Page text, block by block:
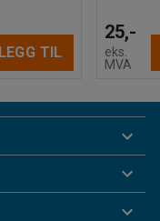
LEGG TIL
25,-
eks.
MVA